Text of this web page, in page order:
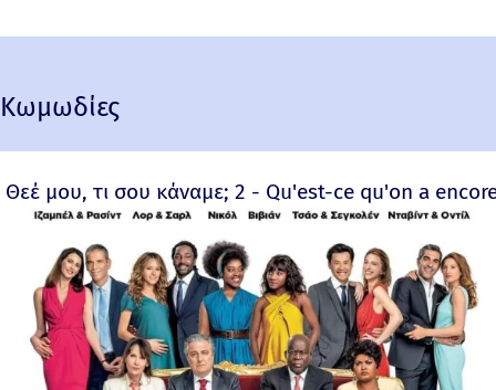
Κωμωδίες
Θεέ μου, τι σου κάναμε; 2 - Qu'est-ce qu'on a